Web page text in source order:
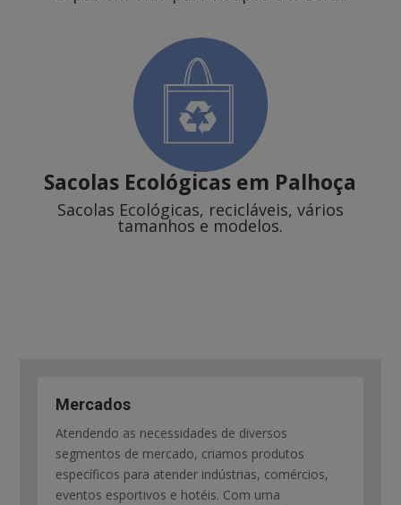
Sacolas Ecológicas em Palhoça
Sacolas Ecológicas, recicláveis, vários
tamanhos e modelos.
Mercados
Atendendo as necessidades de diversos
segmentos de mercado, criamos produtos
específicos para atender indústrias, comércios,
eventos esportivos e hotéis. Com uma